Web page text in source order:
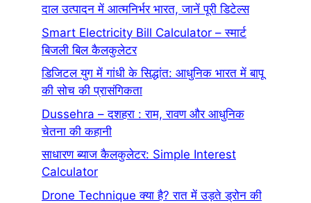
दाल उत्पादन में आत्मनिर्भर भारत, जानें पूरी डिटेल्स
Smart Electricity Bill Calculator – स्मार्ट
बिजली बिल कैलकुलेटर
डिजिटल युग में गांधी के सिद्धांत: आधुनिक भारत में बापू
की सोच की प्रासंगिकता
Dussehra – दशहरा : राम, रावण और आधुनिक
चेतना की कहानी
साधारण ब्याज कैलकुलेटर: Simple Interest
Calculator
Drone Technique क्या है? रात में उड़ते ड्रोन की